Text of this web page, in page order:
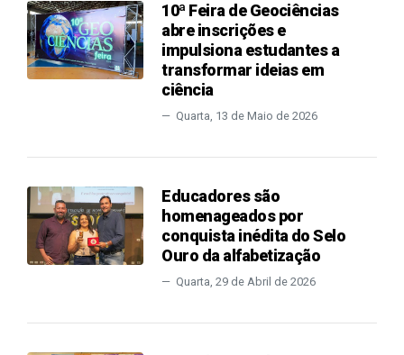
10ª Feira de Geociências
abre inscrições e
impulsiona estudantes a
transformar ideias em
ciência
Quarta, 13 de Maio de 2026
Educadores são
homenageados por
conquista inédita do Selo
Ouro da alfabetização
Quarta, 29 de Abril de 2026